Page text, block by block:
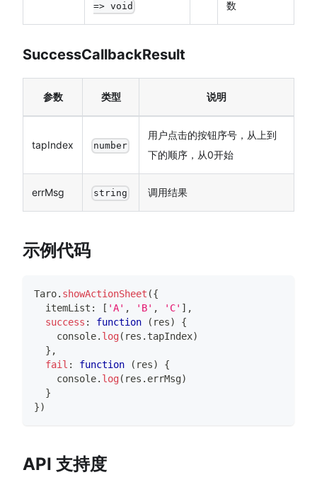
=> void
数
SuccessCallbackResult
参数 类型 说明
tapIndex number
用户点击的按钮序号，从上到
下的顺序，从0开始
errMsg string 调用结果
示例代码
Taro. showActionSheet ({
  itemList
: [ 'A' , 'B' , 'C' ] ,
success : function ( res)
{
console. log( res . tapIndex)
} ,
fail : function ( res)
{
console. log( res . errMsg)
}
})
API 支持度